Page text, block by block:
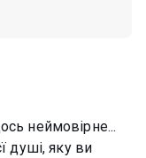
неймовірне...
душі, яку ви